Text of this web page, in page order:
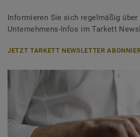
Informieren Sie sich regelmäßig über
Unternehmens-Infos im Tarkett
JETZT TARKETT NEWSLETTER